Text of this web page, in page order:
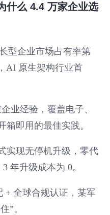
什么 4.4 万家企业选
型企业市场占有率第
AI 原生架构行业首
业经验，覆盖电子、
箱即用的最佳实践。
实现无停机升级，零代
年升级成本为 0。
+ 全球合规认证，某军
”。